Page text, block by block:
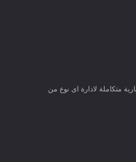
متكاملة لادارة اى نوع من